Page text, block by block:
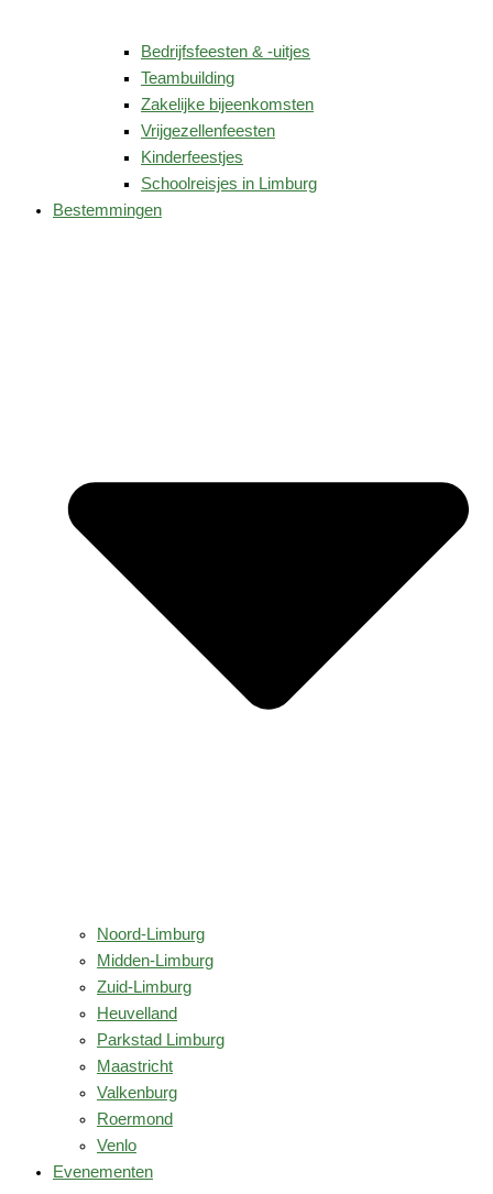
Bedrijfsfeesten & -uitjes
Teambuilding
Zakelijke bijeenkomsten
Vrijgezellenfeesten
Kinderfeestjes
Schoolreisjes in Limburg
Bestemmingen
Noord-Limburg
Midden-Limburg
Zuid-Limburg
Heuvelland
Parkstad Limburg
Maastricht
Valkenburg
Roermond
Venlo
Evenementen